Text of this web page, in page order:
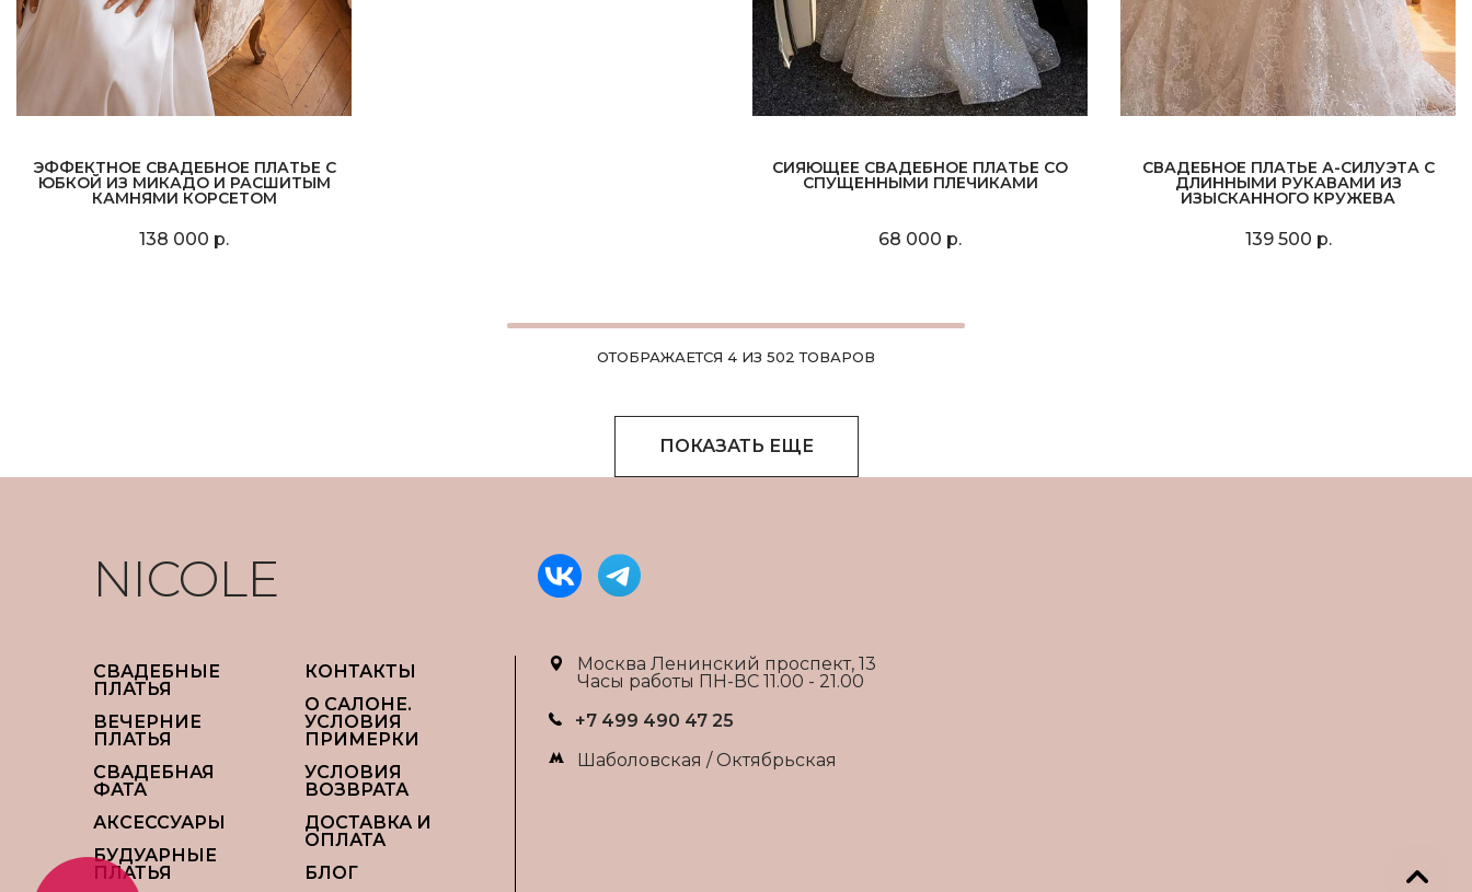
ЭФФЕКТНОЕ СВАДЕБНОЕ ПЛАТЬЕ С
ЮБКОЙ ИЗ МИКАДО И РАСШИТЫМ
КАМНЯМИ КОРСЕТОМ
138 000 р.
СИЯЮЩЕЕ СВАДЕБНОЕ ПЛАТЬЕ СО
СПУЩЕННЫМИ ПЛЕЧИКАМИ
68 000 р.
СВАДЕБНОЕ ПЛАТЬЕ А-СИЛУЭТА С
ДЛИННЫМИ РУКАВАМИ ИЗ
ИЗЫСКАННОГО КРУЖЕВА
139 500 р.
ОТОБРАЖАЕТСЯ 4 ИЗ 502 ТОВАРОВ
ПОКАЗАТЬ ЕЩЕ
NICOLE
СВАДЕБНЫЕ
ПЛАТЬЯ
ВЕЧЕРНИЕ
ПЛАТЬЯ
СВАДЕБНАЯ
ФАТА
АКСЕССУАРЫ
БУДУАРНЫЕ
ПЛАТЬЯ
КОНТАКТЫ
О САЛОНЕ.
УСЛОВИЯ
ПРИМЕРКИ
УСЛОВИЯ
ВОЗВРАТА
ДОСТАВКА И
ОПЛАТА
БЛОГ
Москва Ленинский проспект, 13
Часы работы ПН-ВС 11.00 - 21.00
+7 499 490 47 25
Шаболовская / Октябрьская